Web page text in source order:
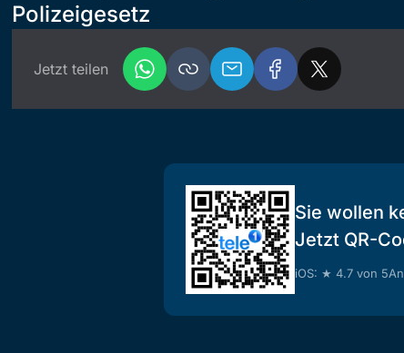
Polizeigesetz
Jetzt teilen
Sie wollen
Jetzt QR-
iOS: ★ 4.7 von 5